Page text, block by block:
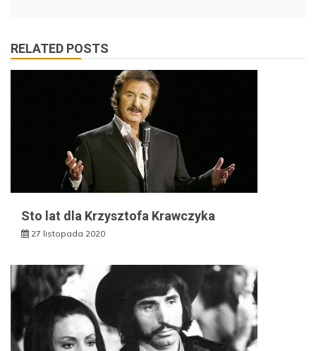
RELATED POSTS
Sto lat dla Krzysztofa Krawczyka
27 listopada 2020